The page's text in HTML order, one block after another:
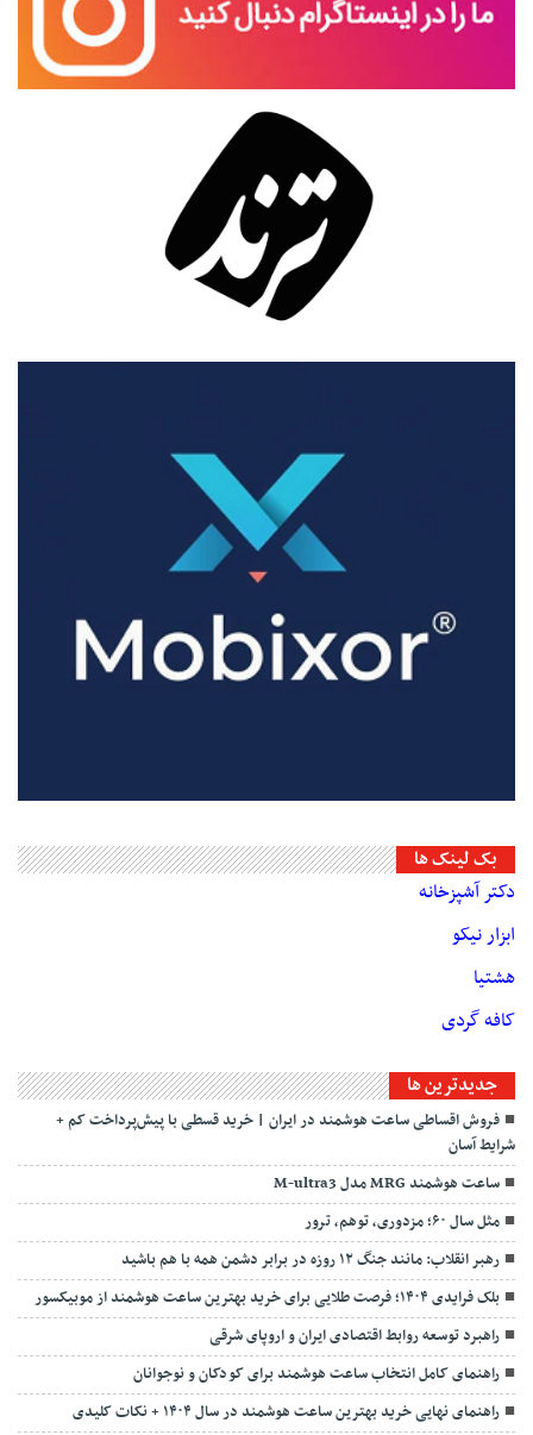
بک لینک ها
دکتر آشپزخانه
ابزار نیکو
هشتیا
کافه گردی
جديدترين ها
فروش اقساطی ساعت هوشمند در ایران | خرید قسطی با پیش‌پرداخت کم +
شرایط آسان
ساعت هوشمند MRG مدل M-ultra3
مثل سال ۶۰؛ مزدوری، توهم، ترور
رهبر انقلاب: مانند جنگ ۱۲ روزه در برابر دشمن همه با هم باشید
بلک فرایدی ۱۴۰۴؛ فرصت طلایی برای خرید بهترین ساعت هوشمند از موبیکسور
راهبرد توسعه روابط اقتصادی ایران و اروپای شرقی
راهنمای کامل انتخاب ساعت هوشمند برای کودکان و نوجوانان
راهنمای نهایی خرید بهترین ساعت هوشمند در سال ۱۴۰۴ + نکات کلیدی